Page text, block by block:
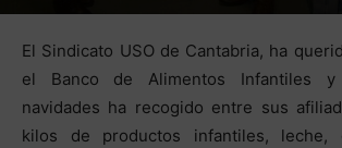
El Sindicato USO de Cantabria, ha
el Banco de Alimentos Infantiles y
navidades ha recogido entre sus
kilos de productos infantiles, leche,